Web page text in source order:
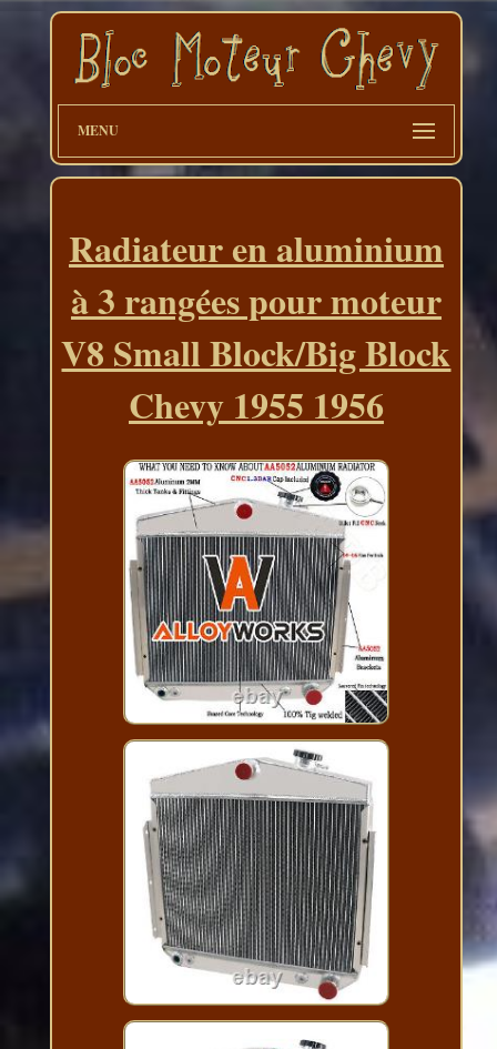
MENU
Radiateur en aluminium
à 3 rangées pour moteur
V8 Small Block/Big Block
Chevy 1955 1956